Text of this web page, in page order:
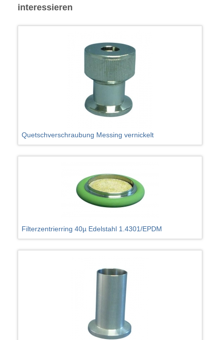
interessieren
Quetschverschraubung Messing vernickelt
Filterzentrierring 40µ Edelstahl 1.4301/EPDM